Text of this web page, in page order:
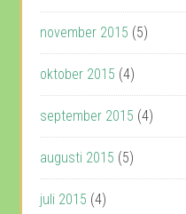
november 2015 (5)
oktober 2015 (4)
september 2015 (4)
augusti 2015 (5)
juli 2015 (4)